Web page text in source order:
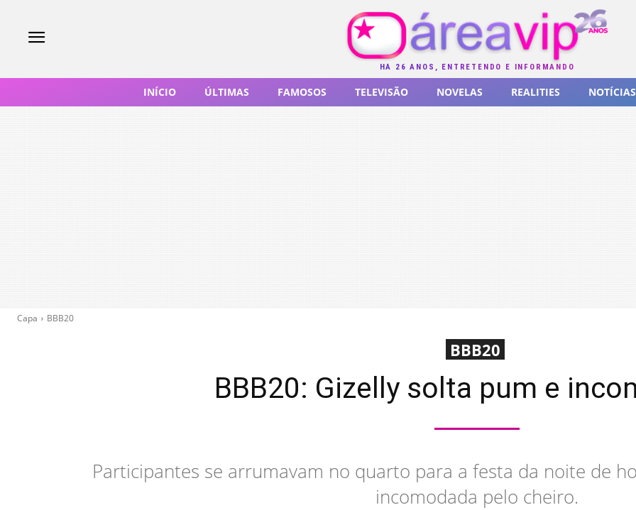
HÁ 26 ANOS, ENTRETENDO E INFORMANDO
INÍCIO ÚLTIMAS FAMOSOS TELEVISÃO NOVELAS REALITIES NOTÍCIAS
Capa BBB20
BBB20
BBB20: Gizelly solta pum e
Participantes se arrumavam no quarto para a festa da noite de
incomodada pelo cheiro.